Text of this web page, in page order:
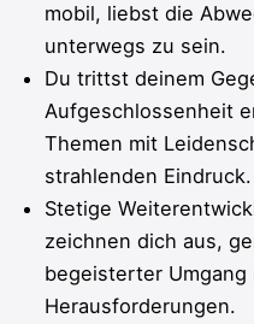
mobil, liebst die
unterwegs zu sein.
Du trittst deinem
Aufgeschlossenheit
Themen mit
strahlenden Eindruck.
Stetige
zeichnen dich aus,
begeisterter Umgang
Herausforderungen.